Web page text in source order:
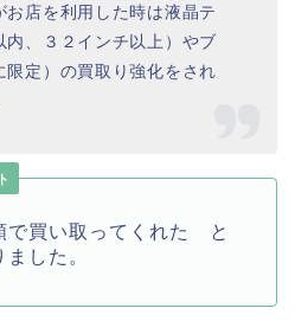
お店を利用した時は液晶テ
内、３２インチ以上）やブ
限定）の買取り強化をされ
で買い取ってくれた と
した。